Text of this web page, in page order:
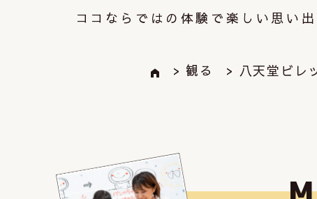
ココならではの体験で楽しい思い
> 観る > 八天堂ビレ